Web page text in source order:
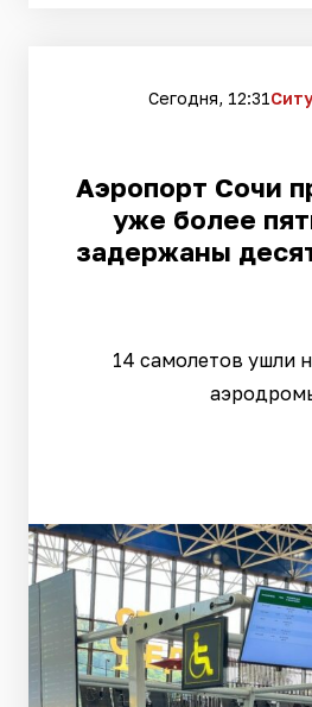
Сегодня, 12:31
Аэропорт Сочи
уже более
задержаны
14 самолетов ушли